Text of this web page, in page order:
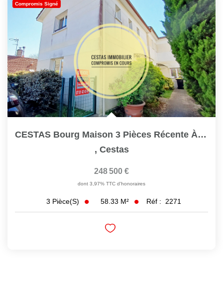
Compromis Signé
CESTAS Bourg Maison 3 Pièces Récente À Vendre Ref 2271
, Cestas
248 500 €
dont 3,97% TTC d'honoraires
3 Pièce(s) 58.33 M² Réf : 2271